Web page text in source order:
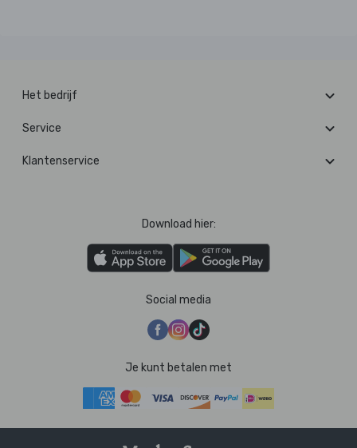
Het bedrijf
Service
Klantenservice
Download hier:
Social media
Je kunt betalen met